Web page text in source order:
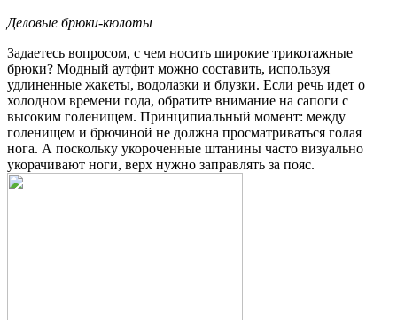
Деловые брюки-кюлоты
Задаетесь вопросом, с чем носить широкие трикотажные
брюки? Модный аутфит можно составить, используя
удлиненные жакеты, водолазки и блузки. Если речь идет о
холодном времени года, обратите внимание на сапоги с
высоким голенищем. Принципиальный момент: между
голенищем и брючиной не должна просматриваться голая
нога. А поскольку укороченные штанины часто визуально
укорачивают ноги, верх нужно заправлять за пояс.